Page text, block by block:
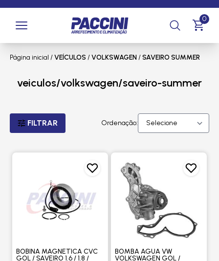
0
Página inicial /VEÍCULOS /VOLKSWAGEN/SAVEIRO SUMMER
veiculos/volkswagen/saveiro-summer
FILTRAR Ordenação:
BOBINA MAGNETICA CVC
GOL / SAVEIRO 1.6 / 1.8 /
BOMBA AGUA VW
VOLKSWAGEN GOL /